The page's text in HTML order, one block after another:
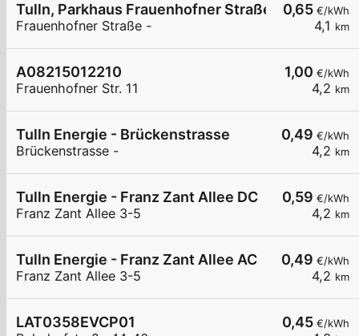
0,65 €/kWh
4,1 km
Tulln, Parkhaus Frauenhofner Straße
Frauenhofner Straße -
1,00 €/kWh
4,2 km
A08215012210
Frauenhofner Str. 11
0,49 €/kWh
4,2 km
Tulln Energie - Brückenstrasse
Brückenstrasse -
0,59 €/kWh
4,2 km
Tulln Energie - Franz Zant Allee DC
Franz Zant Allee 3-5
0,49 €/kWh
4,2 km
Tulln Energie - Franz Zant Allee AC
Franz Zant Allee 3-5
0,45 €/kWh
LAT0358EVCP01